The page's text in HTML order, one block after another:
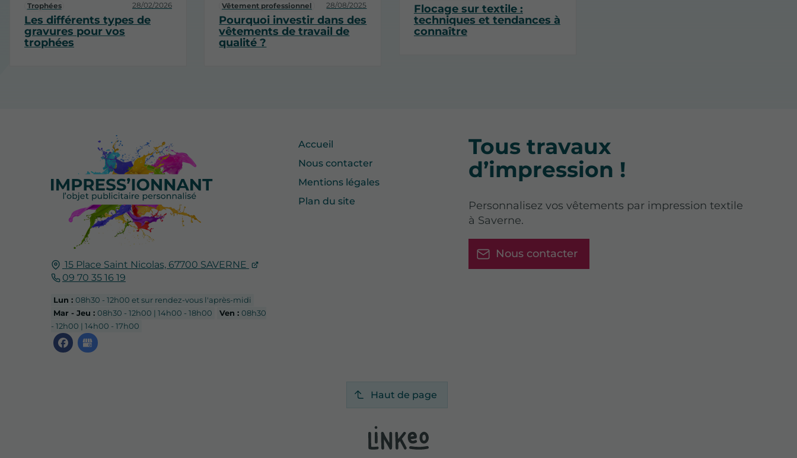
Trophées 28/02/2026
Les différents types de
gravures pour vos
trophées
Vêtement professionnel 28/08/2025
Pourquoi investir dans des
vêtements de travail de
qualité ?
Flocage sur textile :
techniques et tendances à
connaître
15 Place Saint Nicolas, 67700 SAVERNE
09 70 35 16 19
Lun : 08h30 - 12h00 et sur rendez-vous l'après-midi
Mar - Jeu : 08h30 - 12h00 | 14h00 - 18h00 Ven : 08h30
- 12h00 | 14h00 - 17h00
Accueil
Nous contacter
Mentions légales
Plan du site
Tous travaux
d’impression !
Personnalisez vos vêtements par impression textile
à Saverne.
Nous contacter
Haut de page